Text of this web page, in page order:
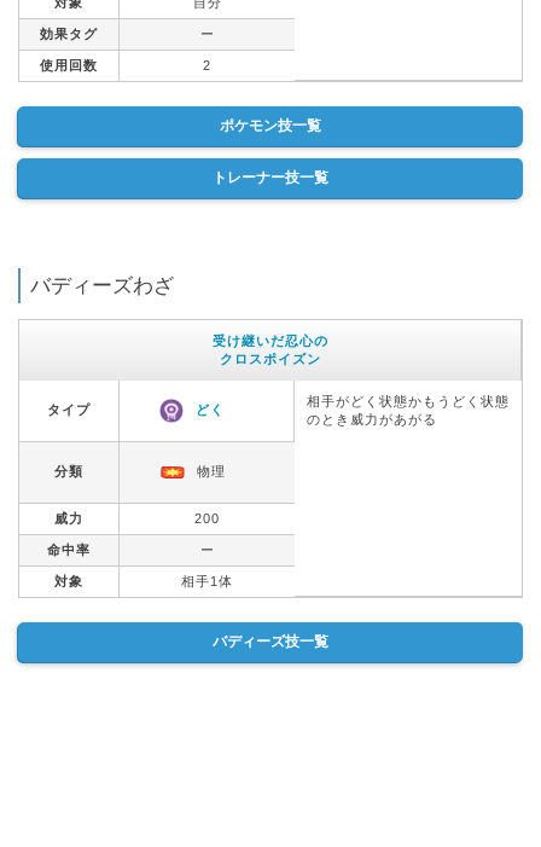
効果タグ ー
使用回数 2
ポケモン技一覧
トレーナー技一覧
バディーズわざ
受け継いだ忍心の
クロスポイズン
タイプ どく
相手がどく状態かもうどく状態
のとき威力があがる
分類 物理
威力 200
命中率 ー
対象 相手1体
バディーズ技一覧